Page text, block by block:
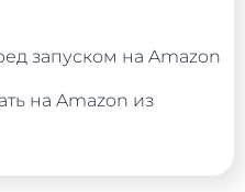
запуском на Amazon
на Amazon из